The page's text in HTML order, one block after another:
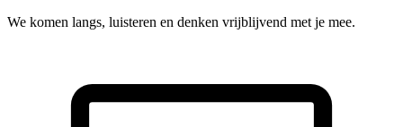
We komen langs, luisteren en denken vrijblijvend met je mee.